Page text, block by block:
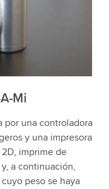
datos
los detalles y
Mi
por una controladora
y una impresora
imprime de
a continuación,
peso se haya